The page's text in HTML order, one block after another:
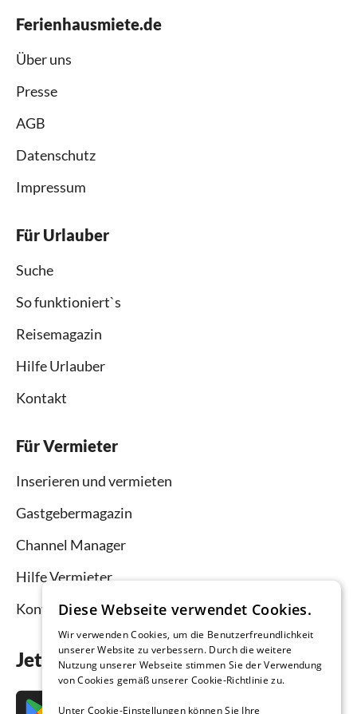
Ferienhausmiete.de
Über uns
Presse
AGB
Datenschutz
Impressum
Für Urlauber
Suche
So funktioniert`s
Reisemagazin
Hilfe Urlauber
Kontakt
Für Vermieter
Inserieren und vermieten
Gastgebermagazin
Channel Manager
Hilfe Vermieter
Kontakt
Jetzt die App downloaden
Diese Webseite verwendet Cookies.
Wir verwenden Cookies, um die Benutzerfreundlichkeit
unserer Website zu verbessern. Durch die weitere
Nutzung unserer Webseite stimmen Sie der Verwendung
von Cookies gemäß unserer Cookie-Richtlinie zu.
Unter Cookie-Einstellungen können Sie Ihre